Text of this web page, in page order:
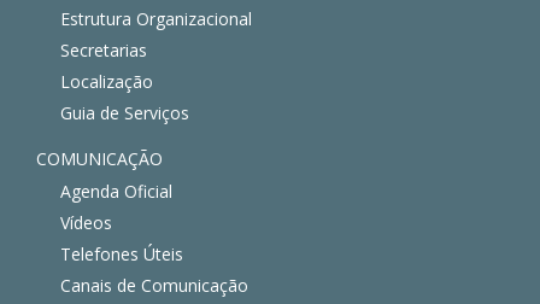
Estrutura Organizacional
Secretarias
Localização
Guia de Serviços
COMUNICAÇÃO
Agenda Oficial
Vídeos
Telefones Úteis
Canais de Comunicação